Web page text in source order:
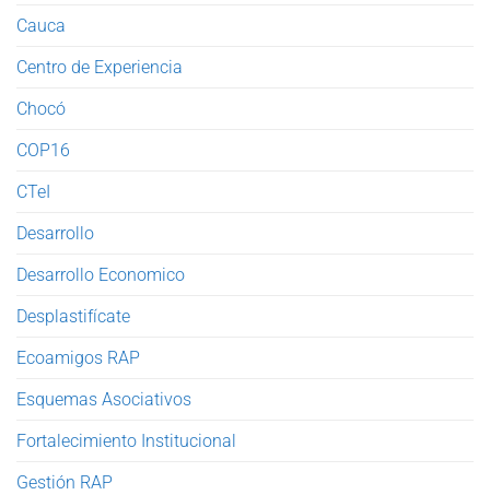
Cauca
Centro de Experiencia
Chocó
COP16
CTeI
Desarrollo
Desarrollo Economico
Desplastifícate
Ecoamigos RAP
Esquemas Asociativos
Fortalecimiento Institucional
Gestión RAP